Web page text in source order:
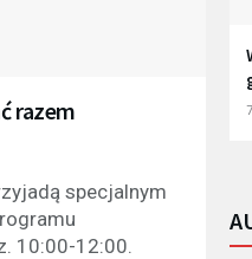
razem
specjalnym
10:00-12:00.